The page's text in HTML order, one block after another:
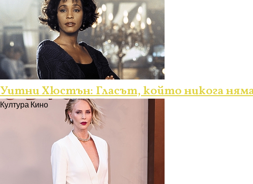
Уитни Хюстън: Гласът, който никога
КултураКино